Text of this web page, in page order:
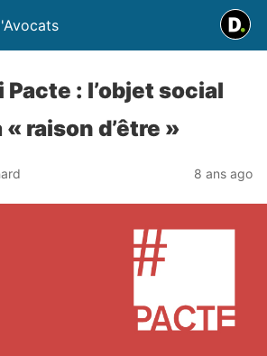
Pacte : l’objet social
raison d’être »
8 ans ago